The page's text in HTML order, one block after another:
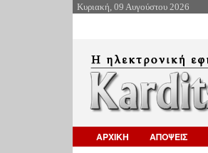
Κυριακή, 09 Αυγούστου 2026
ΑΡΧΙΚΗ ΑΠΟΨΕΙΣ